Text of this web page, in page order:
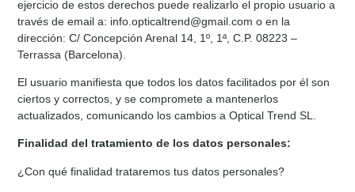
ejercicio de estos derechos puede realizarlo el propio usuario a
través de email a: info.opticaltrend@gmail.com o en la
dirección: C/ Concepción Arenal 14, 1º, 1ª, C.P. 08223 –
Terrassa (Barcelona).
El usuario manifiesta que todos los datos facilitados por él son
ciertos y correctos, y se compromete a mantenerlos
actualizados, comunicando los cambios a Optical Trend SL.
Finalidad del tratamiento de los datos personales:
¿Con qué finalidad trataremos tus datos personales?